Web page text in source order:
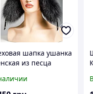
шапка ушанка
из песца